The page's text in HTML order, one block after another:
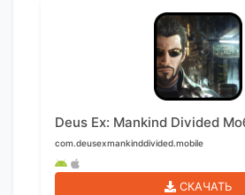
Deus Ex: Mankind Divided
com.deusexmankinddivided.mobile
СКАЧАТЬ